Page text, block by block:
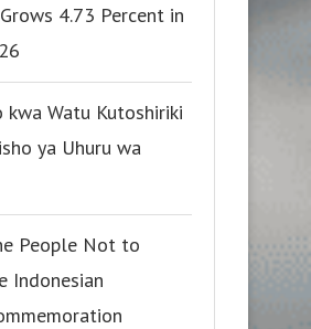
4.73 Percent in
kwa Watu Kutoshiriki
ya Uhuru wa
People Not to
Indonesian